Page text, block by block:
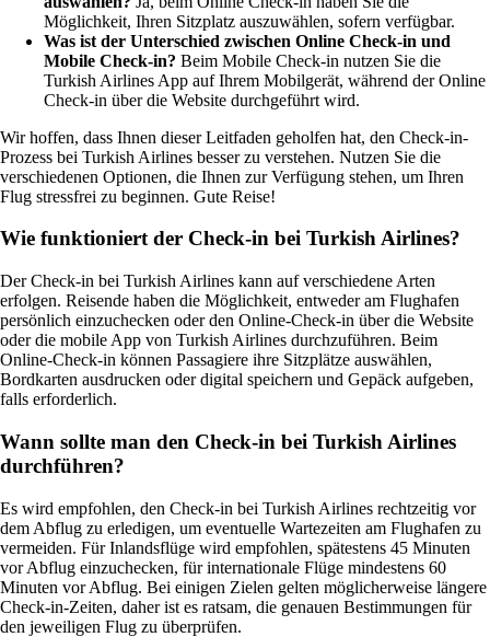
Möglichkeit, Ihren Sitzplatz auszuwählen, sofern verfügbar.
Was ist der Unterschied zwischen Online Check-in und
Mobile Check-in? Beim Mobile Check-in nutzen Sie die
Turkish Airlines App auf Ihrem Mobilgerät, während der Online
Check-in über die Website durchgeführt wird.
Wir hoffen, dass Ihnen dieser Leitfaden geholfen hat, den Check-in-
Prozess bei Turkish Airlines besser zu verstehen. Nutzen Sie die
verschiedenen Optionen, die Ihnen zur Verfügung stehen, um Ihren
Flug stressfrei zu beginnen. Gute Reise!
Wie funktioniert der Check-in bei Turkish Airlines?
Der Check-in bei Turkish Airlines kann auf verschiedene Arten
erfolgen. Reisende haben die Möglichkeit, entweder am Flughafen
persönlich einzuchecken oder den Online-Check-in über die Website
oder die mobile App von Turkish Airlines durchzuführen. Beim
Online-Check-in können Passagiere ihre Sitzplätze auswählen,
Bordkarten ausdrucken oder digital speichern und Gepäck aufgeben,
falls erforderlich.
Wann sollte man den Check-in bei Turkish Airlines
durchführen?
Es wird empfohlen, den Check-in bei Turkish Airlines rechtzeitig vor
dem Abflug zu erledigen, um eventuelle Wartezeiten am Flughafen zu
vermeiden. Für Inlandsflüge wird empfohlen, spätestens 45 Minuten
vor Abflug einzuchecken, für internationale Flüge mindestens 60
Minuten vor Abflug. Bei einigen Zielen gelten möglicherweise längere
Check-in-Zeiten, daher ist es ratsam, die genauen Bestimmungen für
den jeweiligen Flug zu überprüfen.